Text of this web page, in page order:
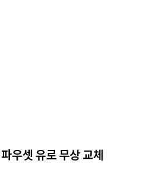
우셋 유로 무상 교체